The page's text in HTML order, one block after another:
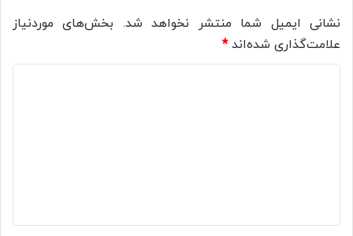
نشانی ایمیل شما منتشر نخواهد شد. بخش‌های موردنیاز
علامت‌گذاری شده‌اند*